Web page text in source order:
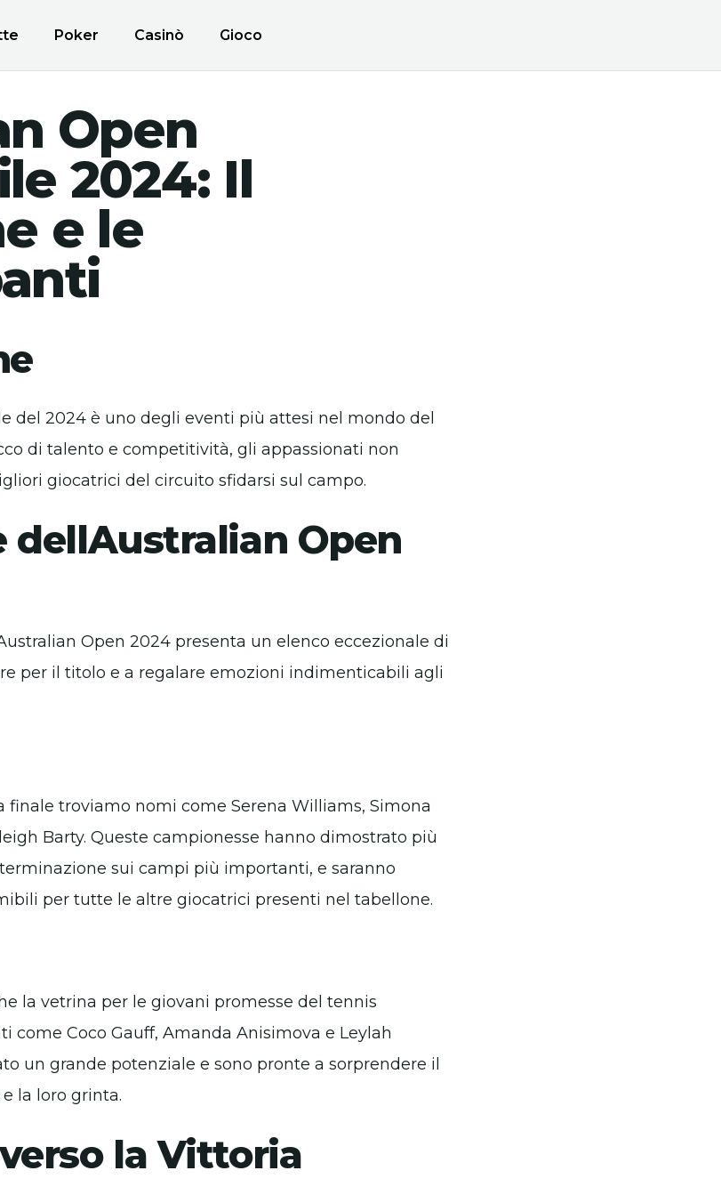
Poker Casinò Gioco
Open
2024: Il
e le
del 2024 è uno degli eventi più attesi nel mondo del
di talento e competitività, gli appassionati non
giocatrici del circuito sfidarsi sul campo.
dellAustralian Open
Open 2024 presenta un elenco eccezionale di
per il titolo e a regalare emozioni indimenticabili agli
finale troviamo nomi come Serena Williams, Simona
Barty. Queste campionesse hanno dimostrato più
sui campi più importanti, e saranno
per tutte le altre giocatrici presenti nel tabellone.
la vetrina per le giovani promesse del tennis
come Coco Gauff, Amanda Anisimova e Leylah
un grande potenziale e sono pronte a sorprendere il
la loro grinta.
la Vittoria